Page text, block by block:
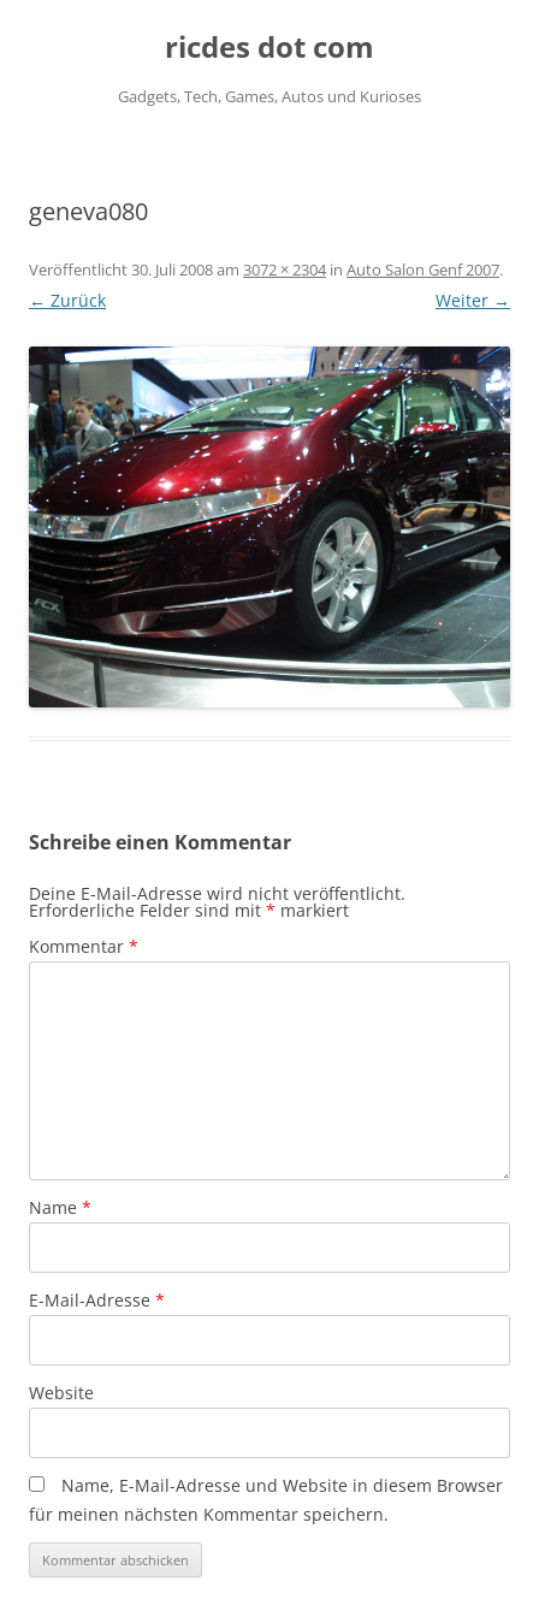
ricdes dot com
Gadgets, Tech, Games, Autos und Kurioses
geneva080
Veröffentlicht30. Juli 2008am 3072 × 2304in Auto Salon Genf 2007.
← Zurück Weiter →
Schreibe einen Kommentar
Deine E-Mail-Adresse wird nicht veröffentlicht.
Erforderliche Felder sind mit * markiert
Kommentar *
Name *
E-Mail-Adresse *
Website
Name, E-Mail-Adresse und Website in diesem Browser
für meinen nächsten Kommentar speichern.